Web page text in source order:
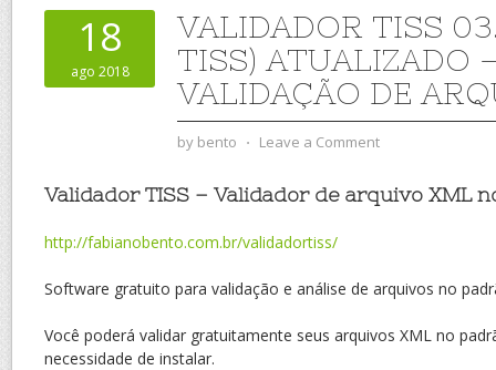
18
ago 2018
VALIDADOR TISS
TISS) ATUALIZADO
VALIDAÇÃO DE
by bento ⋅ Leave a Comment
Validador TISS – Validador de arquivo XML
http://fabianobento.com.br/validadortiss/
Software gratuito para validação e análise de arquivos no
Você poderá validar gratuitamente seus arquivos XML no
necessidade de instalar.